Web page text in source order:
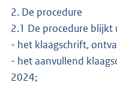
2. De procedure
2.1 De procedure blijkt
- het klaagschrift,
- het aanvullend
2024;